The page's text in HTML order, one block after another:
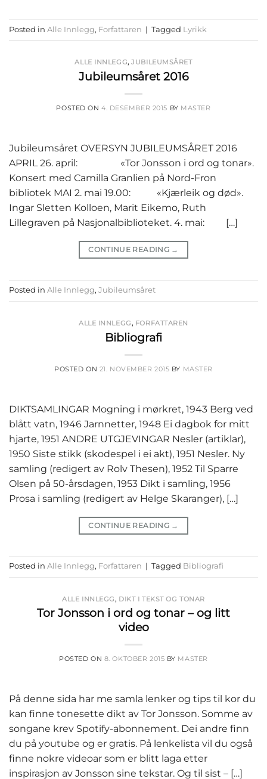
Posted in Alle Innlegg, Forfattaren | Tagged Lyrikk
ALLE INNLEGG,JUBILEUMSÅRET
Jubileumsåret 2016
POSTED ON 4. DESEMBER 2015 BY MASTER
Jubileumsåret OVERSYN JUBILEUMSÅRET 2016
APRIL 26. april: «Tor Jonsson i ord og tonar».
Konsert med Camilla Granlien på Nord-Fron
bibliotek MAI 2. mai 19.00: «Kjærleik og død».
Ingar Sletten Kolloen, Marit Eikemo, Ruth
Lillegraven på Nasjonalbiblioteket. 4. mai: […]
CONTINUE READING →
Posted in Alle Innlegg, Jubileumsåret
ALLE INNLEGG, FORFATTAREN
Bibliografi
POSTED ON 21. NOVEMBER 2015 BY MASTER
DIKTSAMLINGAR Mogning i mørkret, 1943 Berg ved
blått vatn, 1946 Jarnnetter, 1948 Ei dagbok for mitt
hjarte, 1951 ANDRE UTGJEVINGAR Nesler (artiklar),
1950 Siste stikk (skodespel i ei akt), 1951 Nesler. Ny
samling (redigert av Rolv Thesen), 1952 Til Sparre
Olsen på 50-årsdagen, 1953 Dikt i samling, 1956
Prosa i samling (redigert av Helge Skaranger), […]
CONTINUE READING →
Posted in Alle Innlegg, Forfattaren | Tagged Bibliografi
ALLE INNLEGG , DIKT I TEKST OG TONAR
Tor Jonsson i ord og tonar – og litt
video
POSTED ON 8. OKTOBER 2015 BY MASTER
På denne sida har me samla lenker og tips til kor du
kan finne tonesette dikt av Tor Jonsson. Somme av
songane krev Spotify-abonnement. Dei andre finn
du på youtube og er gratis. På lenkelista vil du også
finne nokre videoar som er blitt laga etter
inspirasjon av Jonsson sine tekstar. Og til sist – […]